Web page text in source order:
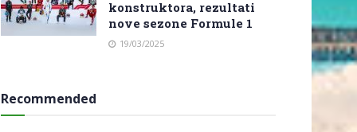
konstruktora, rezultati
nove sezone Formule 1
19/03/2025
Recommended